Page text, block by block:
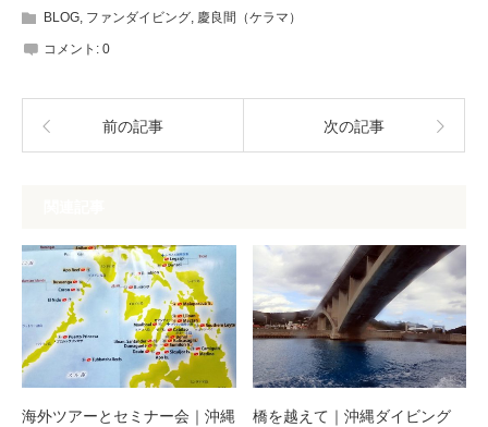
BLOG, ファンダイビング, 慶良間（ケラマ）
コメント: 0
前の記事 次の記事
海外ツアーとセミナー会｜沖縄
橋を越えて｜沖縄ダイビング